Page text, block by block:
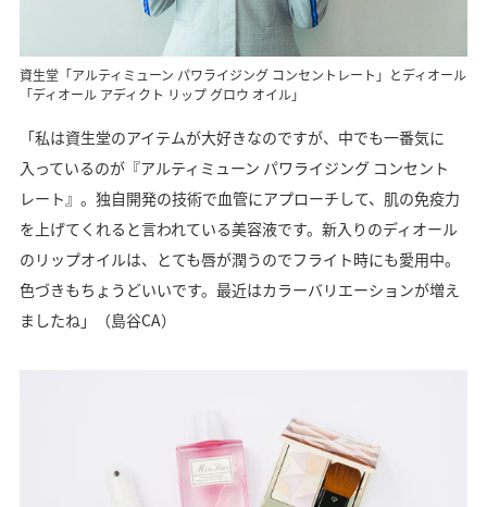
資生堂「アルティミューン パワライジング コンセントレート」とディオール
「ディオール アディクト リップ グロウ オイル」
「私は資生堂のアイテムが大好きなのですが、中でも一番気に
入っているのが『アルティミューン パワライジング コンセント
レート』。独自開発の技術で血管にアプローチして、肌の免疫力
を上げてくれると言われている美容液です。新入りのディオール
のリップオイルは、とても唇が潤うのでフライト時にも愛用中。
色づきもちょうどいいです。最近はカラーバリエーションが増え
ましたね」（島谷CA）